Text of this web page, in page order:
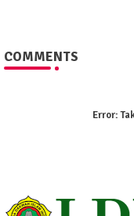
COMMENTS
Error: